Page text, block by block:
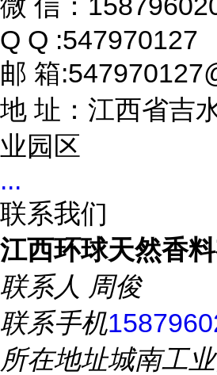
Q Q :547970127
邮 箱
地 址：江西省吉
业园区
...
联系我们
江西环球天然香
联系人 周俊
联系手机
所在地址城南工